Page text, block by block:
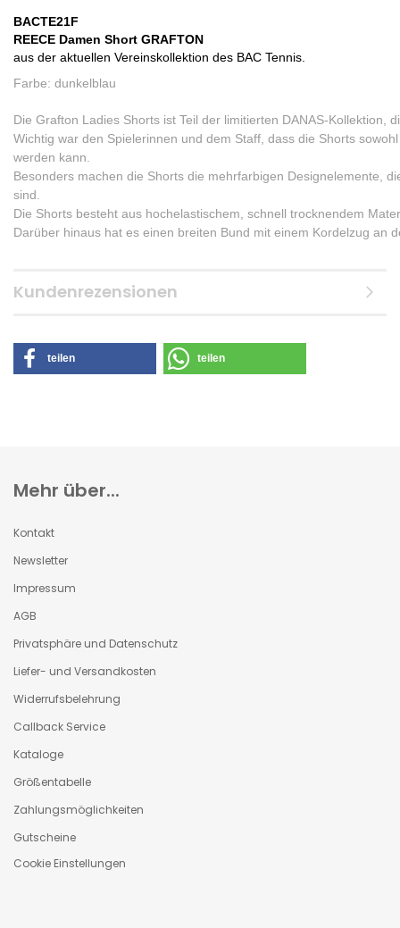
BACTE21F
REECE Damen Short GRAFTON
aus der aktuellen Vereinskollektion des BAC Tennis.
Farbe: dunkelblau
Die Grafton Ladies Shorts ist Teil der limitierten DANAS-Kollektion,
Wichtig war den Spielerinnen und dem Staff, dass die Shorts
werden kann.
Besonders machen die Shorts die mehrfarbigen Designelemente,
sind.
Die Shorts besteht aus hochelastischem, schnell trocknendem
Darüber hinaus hat es einen breiten Bund mit einem Kordelzug an
Kundenrezensionen
teilen teilen
Mehr über...
Kontakt
Newsletter
Impressum
AGB
Privatsphäre und Datenschutz
Liefer- und Versandkosten
Widerrufsbelehrung
Callback Service
Kataloge
Größentabelle
Zahlungsmöglichkeiten
Gutscheine
Cookie Einstellungen